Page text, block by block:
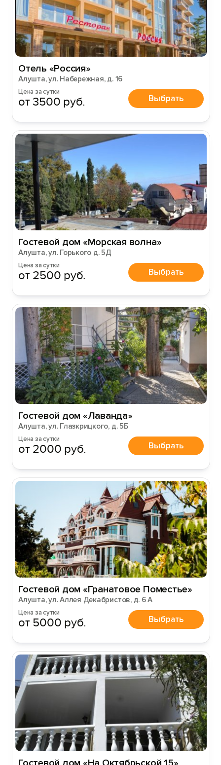
Отель «Россия»
Алушта, ул. Набережная, д. 16
Цена за сутки
от 3500 руб. Выбрать
Гостевой дом «Морская волна»
Алушта, ул. Горького д. 5Д
Цена за сутки
от 2500 руб. Выбрать
Гостевой дом «Лаванда»
Алушта, ул. Глазкрицкого, д. 5Б
Цена за сутки
от 2000 руб. Выбрать
Гостевой дом «Гранатовое Поместье»
Алушта, ул. Аллея Декабристов, д. 6 А
Цена за сутки
от 5000 руб. Выбрать